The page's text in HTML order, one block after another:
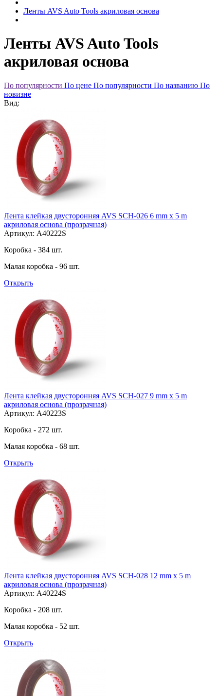
Ленты AVS Auto Tools акриловая основа
Ленты AVS Auto Tools
акриловая основа
По популярности По цене По популярности По названию По
новизне
Вид:
Лента клейкая двусторонняя AVS SCH-026 6 mm x 5 m
акриловая основа (прозрачная)
Артикул: A40222S
Коробка - 384 шт.
Малая коробка - 96 шт.
Открыть
Лента клейкая двусторонняя AVS SCH-027 9 mm x 5 m
акриловая основа (прозрачная)
Артикул: A40223S
Коробка - 272 шт.
Малая коробка - 68 шт.
Открыть
Лента клейкая двусторонняя AVS SCH-028 12 mm x 5 m
акриловая основа (прозрачная)
Артикул: A40224S
Коробка - 208 шт.
Малая коробка - 52 шт.
Открыть